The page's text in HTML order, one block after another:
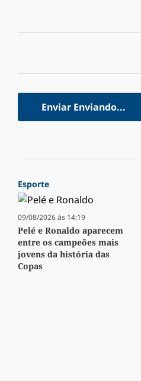
Enviar Enviando...
Esporte
09/08/2026 às 14:19
Pelé e Ronaldo aparecem
entre os campeões mais
jovens da história das
Copas